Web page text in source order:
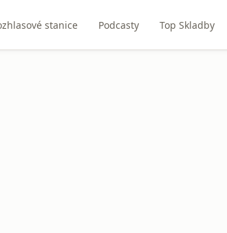
stanice Podcasty Top Skladby